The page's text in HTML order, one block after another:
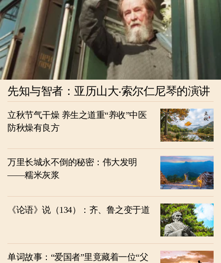
先知与智者：亚历山大‧索尔仁尼琴的演讲
立秋节气干燥 养生之道重“养收”中医
防秋燥有良方
万里长城永不倒的秘密：伟大发明
——糯米灰浆
《论语》说（134）：齐、鲁之变于道
单词故事：“爱国者”里竟藏着一位“父